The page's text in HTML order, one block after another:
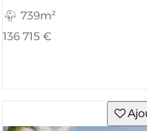
739m²
136 715 €